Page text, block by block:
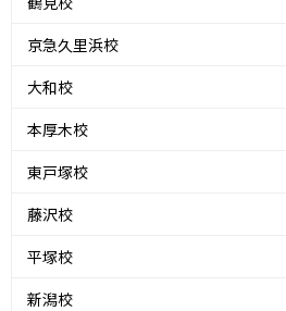
京急久里浜校
大和校
本厚木校
東戸塚校
藤沢校
平塚校
新潟校